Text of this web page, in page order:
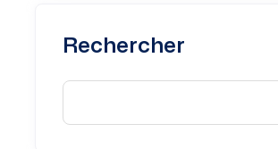
Rechercher